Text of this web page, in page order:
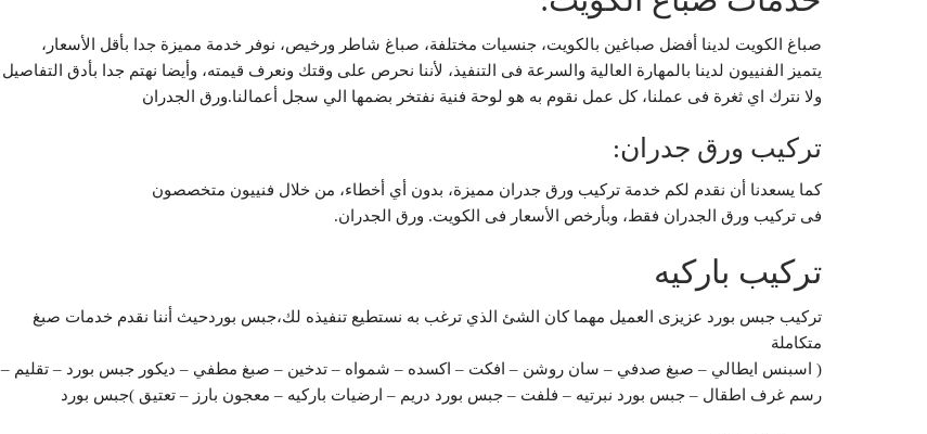
صباغ الكويت لدينا أفضل صباغين بالكويت، جنسيات مختلفة، صباغ شاطر ورخيص، نوفر خدمة مميزة جدا بأقل الأسعار،
يتميز الفنييون لدينا بالمهارة العالية والسرعة فى التنفيذ، لأننا نحرص على وقتك ونعرف قيمته، وأيضا نهتم جدا بأدق التفاصيل
ولا نترك اي ثغرة فى عملنا، كل عمل نقوم به هو لوحة فنية نفتخر بضمها الي سجل أعمالنا.ورق الجدران
تركيب ورق جدران:
كما يسعدنا أن نقدم لكم خدمة تركيب ورق جدران مميزة، بدون أي أخطاء، من خلال فنييون متخصصون
فى تركيب ورق الجدران فقط، وبأرخص الأسعار فى الكويت. ورق الجدران.
تركيب باركيه
تركيب جبس بورد عزيزى العميل مهما كان الشئ الذي ترغب به نستطيع تنفيذه لك،جبس بوردحيث أننا نقدم خدمات صبغ
متكاملة
( اسبنس ايطالي – صبغ صدفي – سان روشن – افكت – اكسده – شمواه – تدخين – صبغ مطفي – ديكور جبس بورد – تقليم –
رسم غرف اطقال – جبس بورد نبرتيه – فلفت – جبس بورد دريم – ارضيات باركيه – معجون بارز – تعتيق )جبس بورد